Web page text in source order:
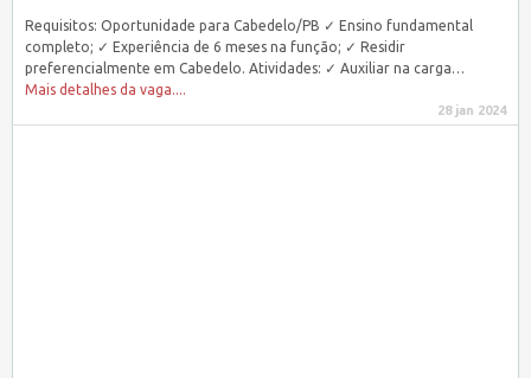
Requisitos: Oportunidade para Cabedelo/PB ✓ Ensino fundamental
completo; ✓ Experiência de 6 meses na função; ✓ Residir
preferencialmente em Cabedelo. Atividades: ✓ Auxiliar na carga…
Mais detalhes da vaga....
28 jan 2024